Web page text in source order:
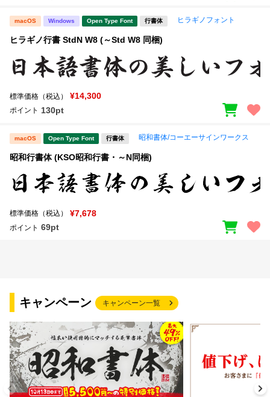
macOS Windows Open Type Font 行書体 ヒラギノフォント
ヒラギノ行書 StdN W8 (～Std W8 同梱)
標準価格（税込） ¥14,300
ポイント 130pt
macOS Open Type Font 行書体 昭和書体/コーエーサインワークス
昭和行書体 (KSO昭和行書・～N同梱)
標準価格（税込） ¥7,678
ポイント 69pt
キャンペーン キャンペーン一覧